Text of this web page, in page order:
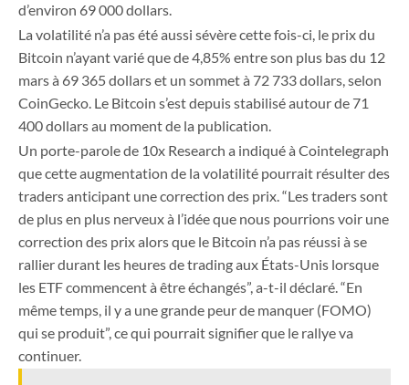
d’environ 69 000 dollars.
La volatilité n’a pas été aussi sévère cette fois-ci, le prix du
Bitcoin n’ayant varié que de 4,85% entre son plus bas du 12
mars à 69 365 dollars et un sommet à 72 733 dollars, selon
CoinGecko. Le Bitcoin s’est depuis stabilisé autour de 71
400 dollars au moment de la publication.
Un porte-parole de 10x Research a indiqué à Cointelegraph
que cette augmentation de la volatilité pourrait résulter des
traders anticipant une correction des prix. “Les traders sont
de plus en plus nerveux à l’idée que nous pourrions voir une
correction des prix alors que le Bitcoin n’a pas réussi à se
rallier durant les heures de trading aux États-Unis lorsque
les ETF commencent à être échangés”, a-t-il déclaré. “En
même temps, il y a une grande peur de manquer (FOMO)
qui se produit”, ce qui pourrait signifier que le rallye va
continuer.